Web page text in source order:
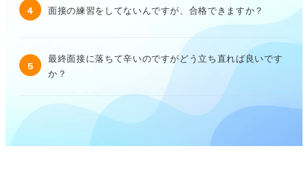
4 面接の練習をしてないんですが、合格できますか？
5
最終面接に落ちて辛いのですがどう立ち直れば良いです
か？